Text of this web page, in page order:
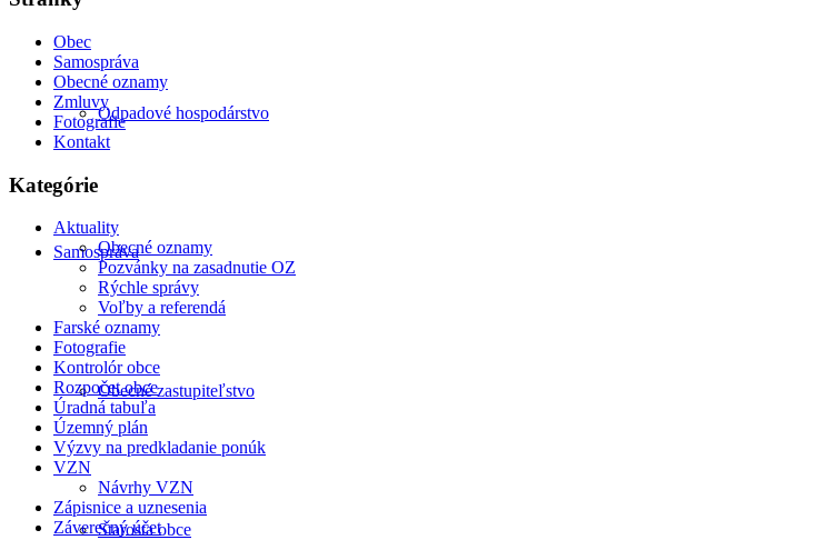
Odpadové hospodárstvo
Samospráva
Obecné zastupiteľstvo
Starosta obce
Obec
Samospráva
Obecné oznamy
Zmluvy
Fotografie
Kontakt
Kategórie
Aktuality
Obecné oznamy
Pozvánky na zasadnutie OZ
Rýchle správy
Voľby a referendá
Farské oznamy
Fotografie
Kontrolór obce
Rozpočet obce
Úradná tabuľa
Územný plán
Výzvy na predkladanie ponúk
VZN
Návrhy VZN
Zápisnice a uznesenia
Záverečný účet